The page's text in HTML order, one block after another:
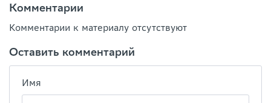
Комментарии
Комментарии к материалу отсутствуют
Оставить комментарий
Имя